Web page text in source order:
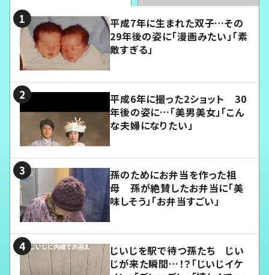
平成7年に生まれた双子…その
29年後の姿に「漫画みたい」「素
敵すぎる」
平成6年に撮った2ショット 30
年後の姿に…「美男美女」「こん
な夫婦になりたい」
孫のためにお弁当を作った祖
母 孫が絶賛したお弁当に「美
味しそう」「お弁当すごい」
じいじを駅で待つ孫たち じい
じが来た瞬間…！？「じいじイケ